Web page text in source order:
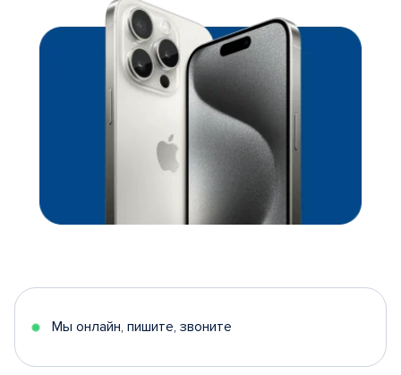
Мы онлайн, пишите, звоните